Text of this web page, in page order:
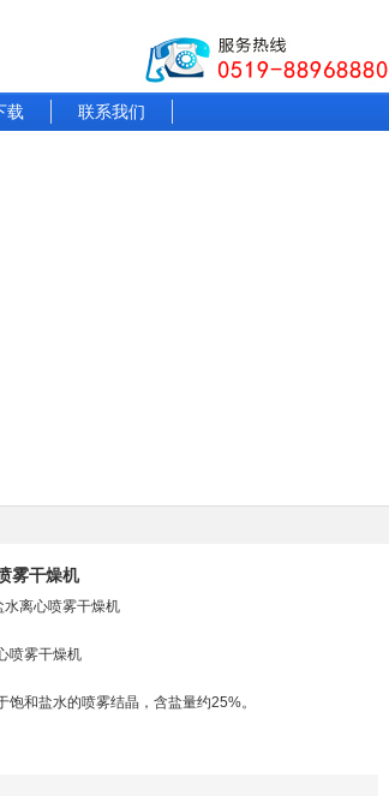
载 联系我们
雾干燥机
离心喷雾干燥机
喷雾干燥机
饱和盐水的喷雾结晶，含盐量约25%。